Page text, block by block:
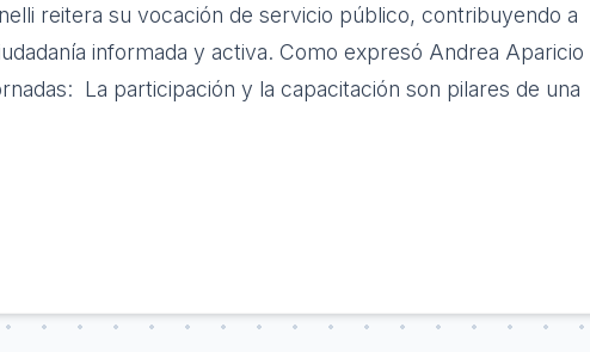
reitera su vocación de servicio público, contribuyendo a
informada y activa. Como expresó Andrea Aparicio
La participación y la capacitación son pilares de una